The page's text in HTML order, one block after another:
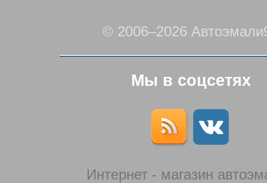
© 2006–2026
Мы в соцсетях
Интернет - магазин